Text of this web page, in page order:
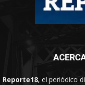
Reporte18, el periódico